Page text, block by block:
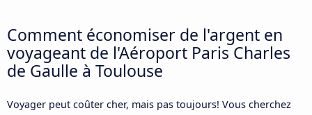
Comment économiser de l'argent en
voyageant de l'Aéroport Paris Charles
de Gaulle à Toulouse
Voyager peut coûter cher, mais pas toujours! Vous cherchez